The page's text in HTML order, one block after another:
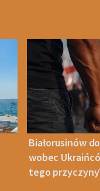
Białorusinów
wobec
tego